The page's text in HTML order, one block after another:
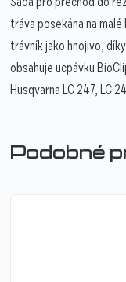
tráva posekána na
trávník jako hnojivo,
obsahuje ucpávku
Husqvarna LC 247, LC
Podobné